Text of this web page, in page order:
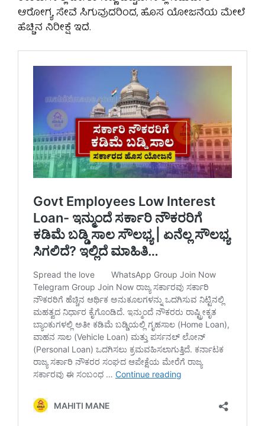
ಆರೋಗ್ಯ ಸೇವೆ ಸಿಗುವುದರಿಂದ, ಹೊಸ ಯೋಜನೆಯ ಮೇಲೆ
ಹೆಚ್ಚಿನ ನಿರೀಕ್ಷೆ ಇದೆ.